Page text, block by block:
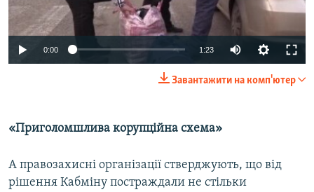
0:00 1:23
Завантажити на комп'ютер
«Приголомшлива корупційна схема»
А правозахисні організації стверджують, що від
рішення Кабміну постраждали не стільки